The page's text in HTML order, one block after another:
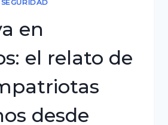
SEGURIDAD
en
el relato de
desde